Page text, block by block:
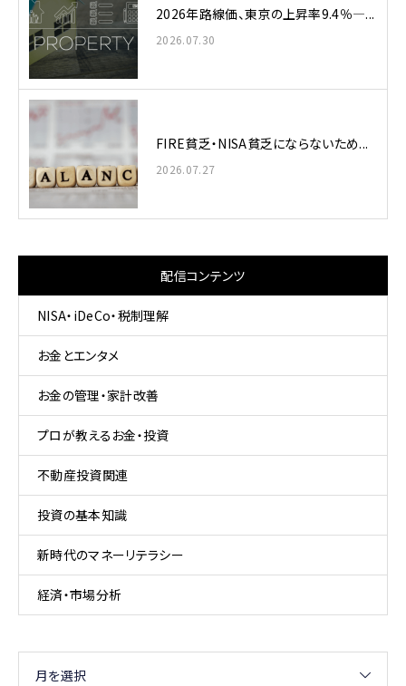
2026年路線価、東京の上昇率9.4％—...
2026.07.30
FIRE貧乏・NISA貧乏にならないため...
2026.07.27
配信コンテンツ
NISA・iDeCo・税制理解
お金とエンタメ
お金の管理・家計改善
プロが教えるお金・投資
不動産投資関連
投資の基本知識
新時代のマネーリテラシー
経済・市場分析
月を選択